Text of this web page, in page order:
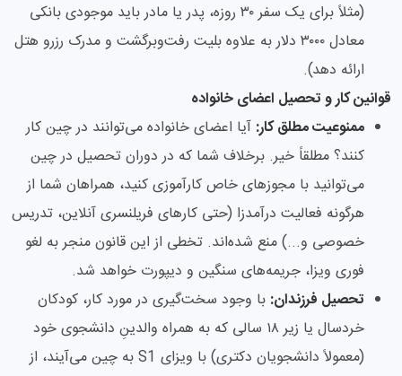
(مثلاً برای یک سفر ۳۰ روزه، پدر یا مادر باید موجودی بانکی
معادل ۳۰۰۰ دلار به علاوه بلیت رفت‌وبرگشت و مدرک رزرو هتل
ارائه دهد).
قوانین کار و تحصیل اعضای خانواده
ممنوعیت مطلق کار: آیا اعضای خانواده می‌توانند در چین کار
کنند؟ مطلقاً خیر. برخلاف شما که در دوران تحصیل در چین
می‌توانید با مجوزهای خاص کارآموزی کنید، همراهان شما از
هرگونه فعالیت درآمدزا (حتی کارهای فریلنسری آنلاین، تدریس
خصوصی و...) منع شده‌اند. تخطی از این قانون منجر به لغو
فوری ویزا، جریمه‌های سنگین و دیپورت خواهد شد.
تحصیل فرزندان: با وجود سخت‌گیری در مورد کار، کودکان
خردسال یا زیر ۱۸ سالی که به همراه والدینِ دانشجوی خود
(معمولاً دانشجویان دکتری) با ویزای S1 به چین می‌آیند، از